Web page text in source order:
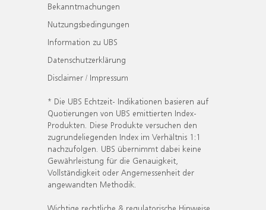
Bekanntmachungen
Nutzungsbedingungen
Information zu UBS
Datenschutzerklärung
Disclaimer / Impressum
* Die UBS Echtzeit- Indikationen basieren auf
Quotierungen von UBS emittierten Index-
Produkten. Diese Produkte versuchen den
zugrundeliegenden Index im Verhältnis 1:1
nachzufolgen. UBS übernimmt dabei keine
Gewährleistung für die Genauigkeit,
Vollständigkeit oder Angemessenheit der
angewandten Methodik.